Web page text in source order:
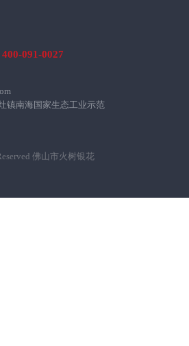
091-0027
镇南海国家生态工业示范
佛山市火树银花